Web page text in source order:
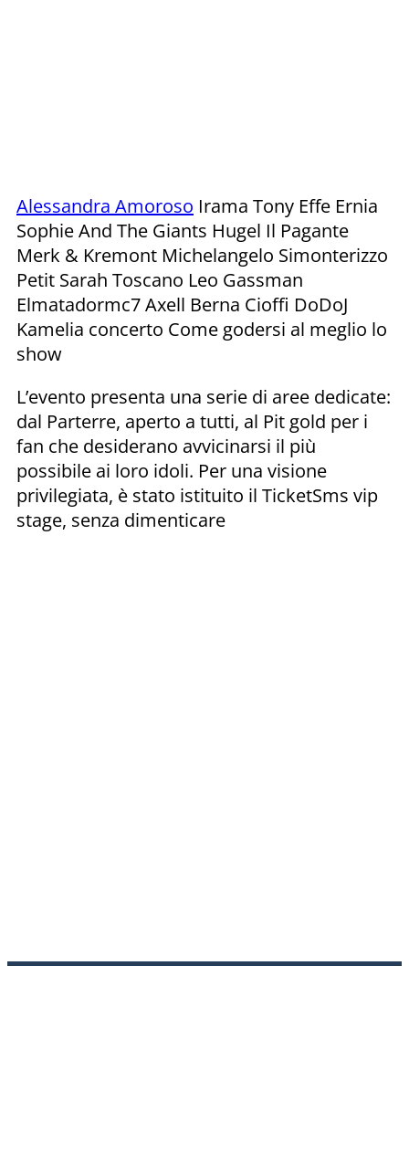
Alessandra Amoroso Irama Tony Effe Ernia
Sophie And The Giants Hugel Il Pagante
Merk & Kremont Michelangelo Simonterizzo
Petit Sarah Toscano Leo Gassman
Elmatadormc7 Axell Berna Cioffi DoDoJ
Kamelia concerto Come godersi al meglio lo
show
L’evento presenta una serie di aree dedicate:
dal Parterre, aperto a tutti, al Pit gold per i
fan che desiderano avvicinarsi il più
possibile ai loro idoli. Per una visione
privilegiata, è stato istituito il TicketSms vip
stage, senza dimenticare